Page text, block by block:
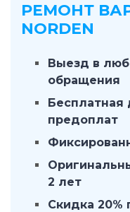
РЕМОНТ
NORDEN
Выезд в
обращения
Бесплатная
предоплат
2 лет
Скидка 20%